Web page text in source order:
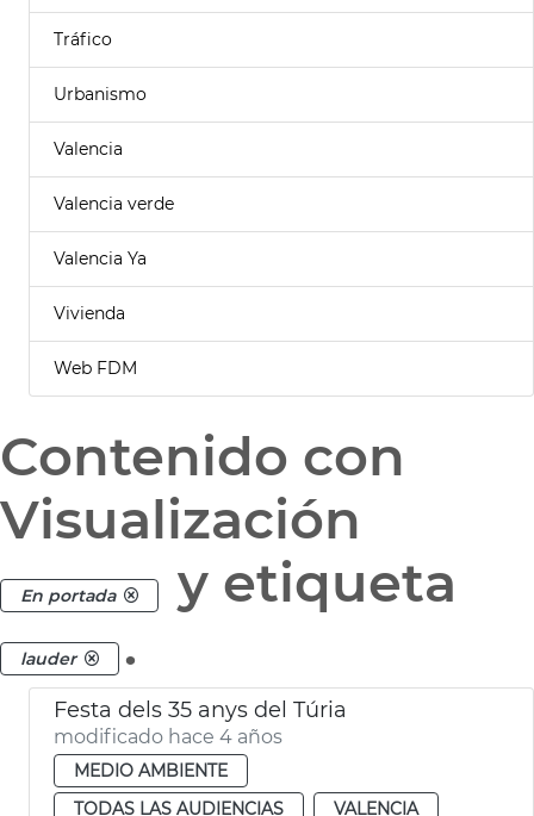
Tráfico
Urbanismo
Valencia
Valencia verde
Valencia Ya
Vivienda
Web FDM
Contenido con
Visualización
En portada y etiqueta
lauder .
Festa dels 35 anys del Túria
modificado hace 4 años
MEDIO AMBIENTE
TODAS LAS AUDIENCIAS
VALENCIA